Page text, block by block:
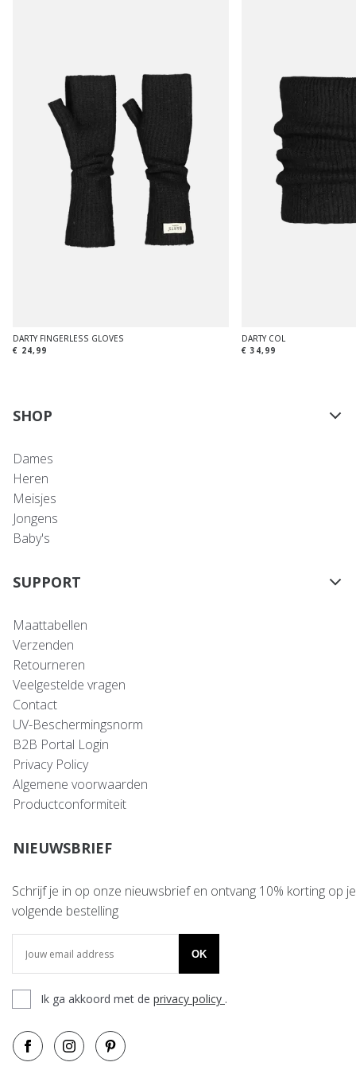
DARTY FINGERLESS GLOVES
€ 24,99
DARTY COL
€ 34,99
SHOP
Dames
Heren
Meisjes
Jongens
Baby's
SUPPORT
Maattabellen
Verzenden
Retourneren
Veelgestelde vragen
Contact
UV-Beschermingsnorm
B2B Portal Login
Privacy Policy
Algemene voorwaarden
Productconformiteit
NIEUWSBRIEF
Schrijf je in op onze nieuwsbrief en ontvang 10% korting op je
volgende bestelling
OK
Ik ga akkoord met de privacy policy .